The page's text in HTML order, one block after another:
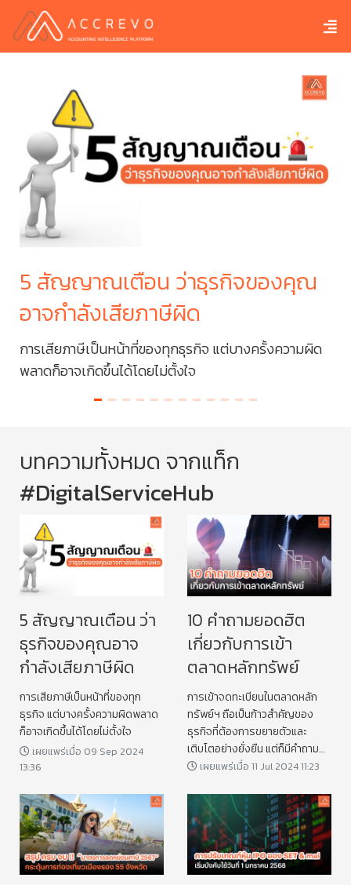
5 สัญญาณเตือน ว่าธุรกิจของคุณ
อาจกำลังเสียภาษีผิด
การเสียภาษีเป็นหน้าที่ของทุกธุรกิจ แต่บางครั้งความผิด
พลาดก็อาจเกิดขึ้นได้โดยไม่ตั้งใจ
บทความทั้งหมด จากแท็ก
#DigitalServiceHub
5 สัญญาณเตือน ว่า
ธุรกิจของคุณอาจ
กำลังเสียภาษีผิด
การเสียภาษีเป็นหน้าที่ของทุก
ธุรกิจ แต่บางครั้งความผิดพลาด
ก็อาจเกิดขึ้นได้โดยไม่ตั้งใจ
เผยแพร่เมื่อ 09 Sep 2024
13:36
10 คำถามยอดฮิต
เกี่ยวกับการเข้า
ตลาดหลักทรัพย์
การเข้าจดทะเบียนในตลาดหลัก
ทรัพย์ฯ ถือเป็นก้าวสำคัญของ
ธุรกิจที่ต้องการขยายตัวและ
เติบโตอย่างยั่งยืน แต่ก็มีคำถาม
มากมายที่ผู้ประกอบการมักสงสัย
เผยแพร่เมื่อ 11 Jul 2024 11:23